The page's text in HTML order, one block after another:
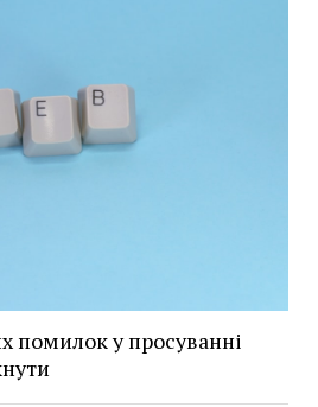
помилок у просуванні